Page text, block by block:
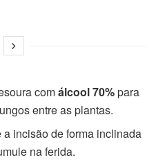
comálcool 70%para
entre as plantas.
a incisão de forma inclinada
na ferida.